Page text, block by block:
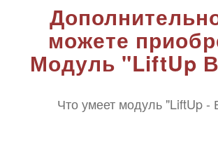
можете
Модуль "LiftUp
Что умеет модуль "LiftUp